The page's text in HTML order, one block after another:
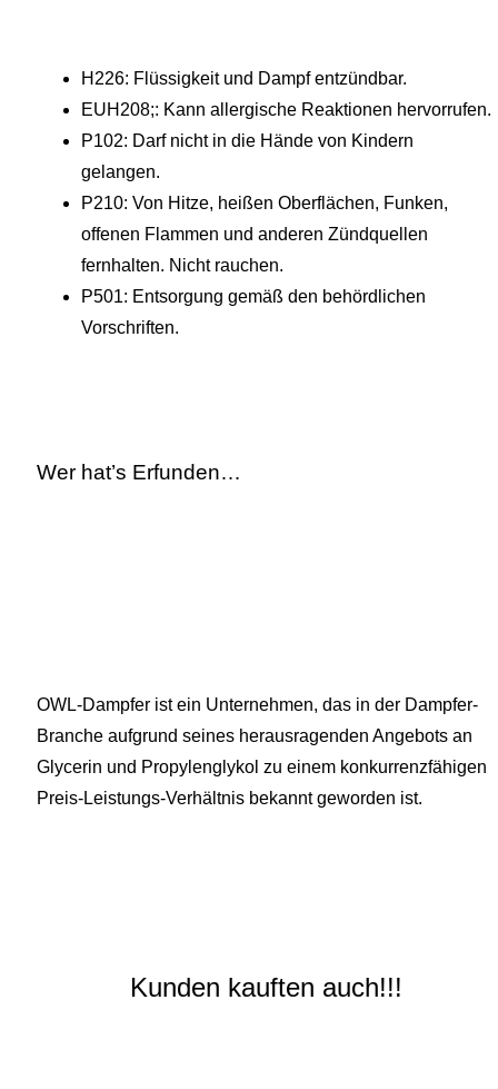
H226: Flüssigkeit und Dampf entzündbar.
EUH208;: Kann allergische Reaktionen hervorrufen.
P102: Darf nicht in die Hände von Kindern
gelangen.
P210: Von Hitze, heißen Oberflächen, Funken,
offenen Flammen und anderen Zündquellen
fernhalten. Nicht rauchen.
P501: Entsorgung gemäß den behördlichen
Vorschriften.
Wer hat’s Erfunden…
OWL-Dampfer ist ein Unternehmen, das in der Dampfer-
Branche aufgrund seines herausragenden Angebots an
Glycerin und Propylenglykol zu einem konkurrenzfähigen
Preis-Leistungs-Verhältnis bekannt geworden ist.
Kunden kauften auch!!!